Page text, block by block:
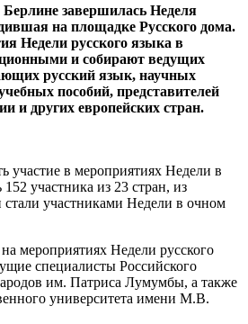
Берлине завершилась Неделя
на площадке Русского дома.
Недели русского языка в
и собирают ведущих
русский язык, научных
пособий, представителей
и других европейских стран.
участие в мероприятиях Недели в
участника из 23 стран, из
стали участниками Недели в очном
мероприятиях Недели русского
специалисты Российского
им. Патриса Лумумбы, а также
университета имени М.В.